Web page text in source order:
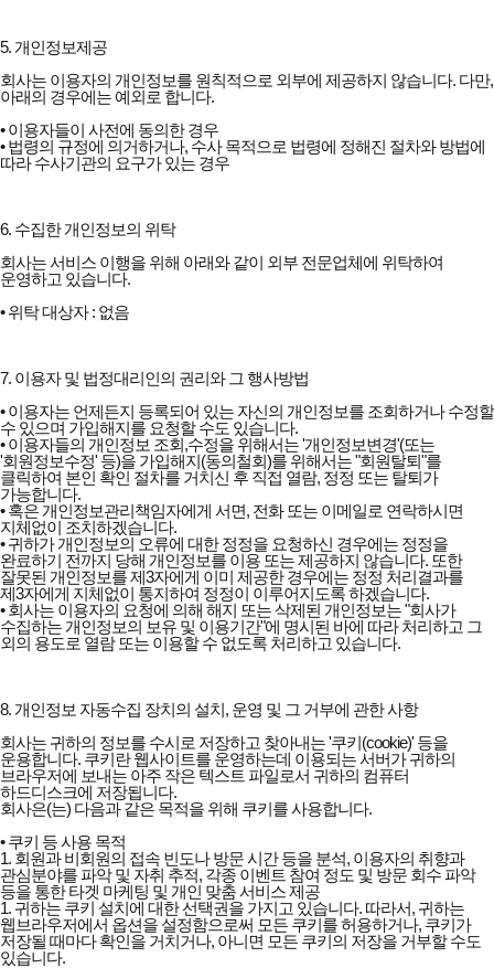
5. 개인정보제공
회사는 이용자의 개인정보를 원칙적으로 외부에 제공하지 않습니다. 다만,
아래의 경우에는 예외로 합니다.
• 이용자들이 사전에 동의한 경우
• 법령의 규정에 의거하거나, 수사 목적으로 법령에 정해진 절차와 방법에
따라 수사기관의 요구가 있는 경우
6. 수집한 개인정보의 위탁
회사는 서비스 이행을 위해 아래와 같이 외부 전문업체에 위탁하여
운영하고 있습니다.
• 위탁 대상자 : 없음
7. 이용자 및 법정대리인의 권리와 그 행사방법
• 이용자는 언제든지 등록되어 있는 자신의 개인정보를 조회하거나 수정할
수 있으며 가입해지를 요청할 수도 있습니다.
• 이용자들의 개인정보 조회,수정을 위해서는 '개인정보변경'(또는
'회원정보수정' 등)을 가입해지(동의철회)를 위해서는 "회원탈퇴"를
클릭하여 본인 확인 절차를 거치신 후 직접 열람, 정정 또는 탈퇴가
가능합니다.
• 혹은 개인정보관리책임자에게 서면, 전화 또는 이메일로 연락하시면
지체없이 조치하겠습니다.
• 귀하가 개인정보의 오류에 대한 정정을 요청하신 경우에는 정정을
완료하기 전까지 당해 개인정보를 이용 또는 제공하지 않습니다. 또한
잘못된 개인정보를 제3자에게 이미 제공한 경우에는 정정 처리결과를
제3자에게 지체없이 통지하여 정정이 이루어지도록 하겠습니다.
• 회사는 이용자의 요청에 의해 해지 또는 삭제된 개인정보는 "회사가
수집하는 개인정보의 보유 및 이용기간"에 명시된 바에 따라 처리하고 그
외의 용도로 열람 또는 이용할 수 없도록 처리하고 있습니다.
8. 개인정보 자동수집 장치의 설치, 운영 및 그 거부에 관한 사항
회사는 귀하의 정보를 수시로 저장하고 찾아내는 '쿠키(cookie)' 등을
운용합니다. 쿠키란 웹사이트를 운영하는데 이용되는 서버가 귀하의
브라우저에 보내는 아주 작은 텍스트 파일로서 귀하의 컴퓨터
하드디스크에 저장됩니다.
회사은(는) 다음과 같은 목적을 위해 쿠키를 사용합니다.
• 쿠키 등 사용 목적
1. 회원과 비회원의 접속 빈도나 방문 시간 등을 분석, 이용자의 취향과
관심분야를 파악 및 자취 추적, 각종 이벤트 참여 정도 및 방문 회수 파악
등을 통한 타겟 마케팅 및 개인 맞춤 서비스 제공
1. 귀하는 쿠키 설치에 대한 선택권을 가지고 있습니다. 따라서, 귀하는
웹브라우저에서 옵션을 설정함으로써 모든 쿠키를 허용하거나, 쿠키가
저장될 때마다 확인을 거치거나, 아니면 모든 쿠키의 저장을 거부할 수도
있습니다.